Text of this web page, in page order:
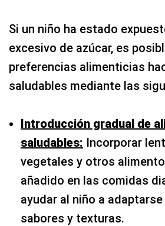
Si un niño ha estado
excesivo de azúcar, es
preferencias alimenticias
saludables mediante las
Introducción gradual de
saludables: Incorporar
vegetales y otros
añadido en las comidas
ayudar al niño a
sabores y texturas.